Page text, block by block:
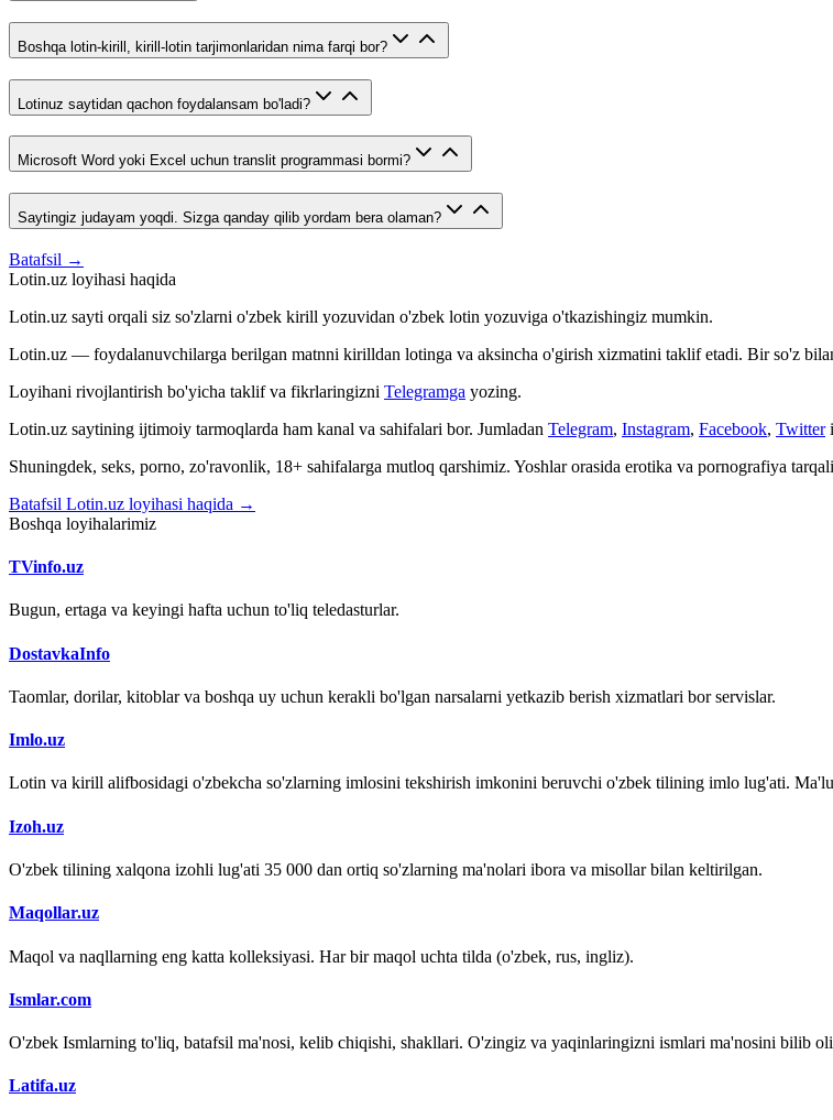
Boshqa lotin-kirill, kirill-lotin tarjimonlaridan nima farqi bor?
Lotinuz saytidan qachon foydalansam bo'ladi?
Microsoft Word yoki Excel uchun translit programmasi bormi?
Saytingiz judayam yoqdi. Sizga qanday qilib yordam bera olaman?
Batafsil →
Lotin.uz loyihasi haqida
Lotin.uz sayti orqali siz so'zlarni o'zbek kirill yozuvidan o'zbek lotin yozuviga o'tkazishingiz mumkin.
Lotin.uz — foydalanuvchilarga berilgan matnni kirilldan lotinga va aksincha o'girish xizmatini taklif etadi. Bir so'z
Loyihani rivojlantirish bo'yicha taklif va fikrlaringizni Telegramga yozing.
Lotin.uz saytining ijtimoiy tarmoqlarda ham kanal va sahifalari bor. Jumladan Telegram, Instagram, Facebook, Twitter
Shuningdek, seks, porno, zo'ravonlik, 18+ sahifalarga mutloq qarshimiz. Yoshlar orasida erotika va pornografiya
Batafsil Lotin.uz loyihasi haqida →
Boshqa loyihalarimiz
TVinfo.uz
Bugun, ertaga va keyingi hafta uchun to'liq teledasturlar.
DostavkaInfo
Taomlar, dorilar, kitoblar va boshqa uy uchun kerakli bo'lgan narsalarni yetkazib berish xizmatlari bor servislar.
Imlo.uz
Lotin va kirill alifbosidagi o'zbekcha so'zlarning imlosini tekshirish imkonini beruvchi o'zbek tilining imlo lug'ati.
Izoh.uz
O'zbek tilining xalqona izohli lug'ati 35 000 dan ortiq so'zlarning ma'nolari ibora va misollar bilan keltirilgan.
Maqollar.uz
Maqol va naqllarning eng katta kolleksiyasi. Har bir maqol uchta tilda (o'zbek, rus, ingliz).
Ismlar.com
O'zbek Ismlarning to'liq, batafsil ma'nosi, kelib chiqishi, shakllari. O'zingiz va yaqinlaringizni ismlari ma'nosini bilib
Latifa.uz